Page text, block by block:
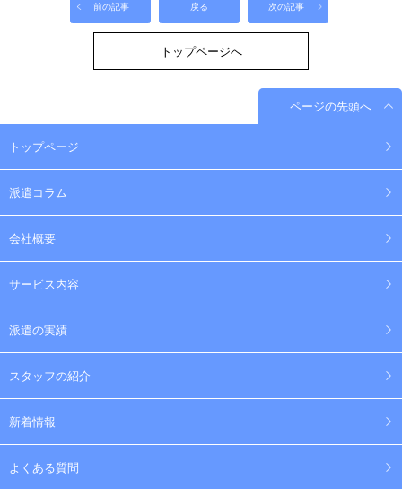
前の記事 戻る 次の記事
トップページへ
ページの先頭へ
トップページ
派遣コラム
会社概要
サービス内容
派遣の実績
スタッフの紹介
新着情報
よくある質問